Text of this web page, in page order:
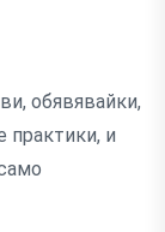
обявявайки,
практики, и